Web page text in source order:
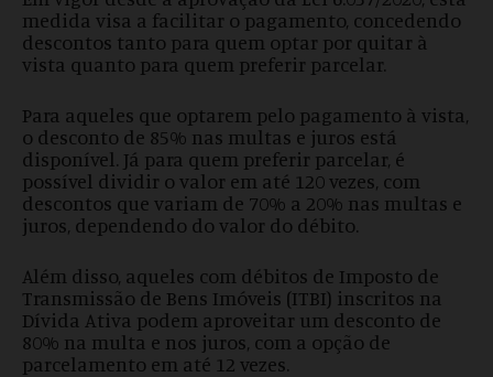
medida visa a facilitar o pagamento, concedendo
descontos tanto para quem optar por quitar à
vista quanto para quem preferir parcelar.
Para aqueles que optarem pelo pagamento à vista,
o desconto de 85% nas multas e juros está
disponível. Já para quem preferir parcelar, é
possível dividir o valor em até 120 vezes, com
descontos que variam de 70% a 20% nas multas e
juros, dependendo do valor do débito.
Além disso, aqueles com débitos de Imposto de
Transmissão de Bens Imóveis (ITBI) inscritos na
Dívida Ativa podem aproveitar um desconto de
80% na multa e nos juros, com a opção de
parcelamento em até 12 vezes.